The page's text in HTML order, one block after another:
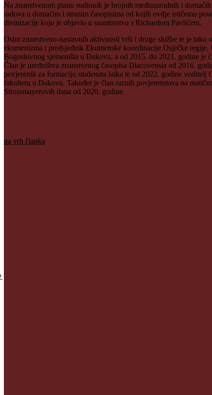
Na znanstvenom planu sudionik je brojnih međunarodnih i
radova u domaćim i stranim časopisima od kojih ovdje ističemo
divinizacije koju je objavio u suautorstvu s Richardom Pavlićem.
Osim znanstveno-nastavnih aktivnosti vrši i druge službe te je
ekumenizma i predsjednik Ekumenske koordinacije Osječke
Bogoslovnog sjemeništa u Đakovu, a od 2015. do 2021. godine je
Član je uredništva znanstvenog časopisa Diacovensia od 2016.
povjerenik za formaciju studenata laika te od 2022. godine
fakultetu u Đakovu. Također je član raznih povjerenstava na
Strossmayerovih dana od 2020. godine.
na vrh članka